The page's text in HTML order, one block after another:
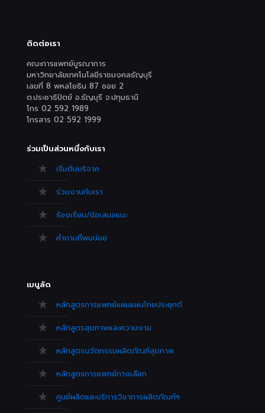
ติดต่อเรา
คณะการแพทย์บูรณาการ
มหาวิทยาลัยเทคโนโลยีราชมงคลธัญบุรี
เลขที่ 8 พหลโยธิน 87 ซอย 2
ต.ประชาธิปัตย์ อ.ธัญบุรี จ.ปทุมธานี
โทร 02 592 1989
โทรสาร 02 592 1999
ร่วมเป็นส่วนหนึ่งกับเรา
เริ่มต้นบริจาค
ร่วมงานกับเรา
ร้องเรียน/ข้อเสนอแนะ
คำถามที่พบบ่อย
เมนูลัด
หลักสูตรการแพทย์แผนแผนไทยประยุกต์
หลักสูตรสุขภาพและความงาม
หลักสูตรนวัตกรรมผลิตภัณฑ์สุขภาพ
หลักสูตรการแพทย์ทางเลือก
ศูนย์ผลิตและบริการวิชาการผลิตภัณฑ์ฯ